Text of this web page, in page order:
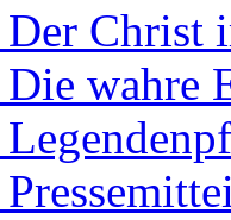
Christ
wahre